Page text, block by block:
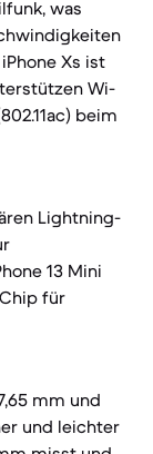
was
Xs ist
Wi-
beim
Lightning-
13 Mini
für
mm und
und leichter